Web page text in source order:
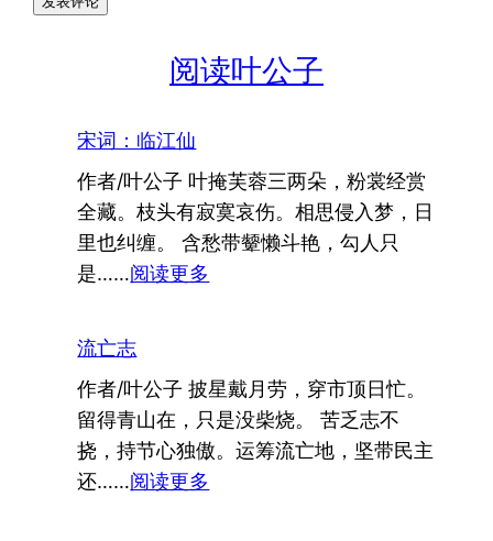
阅读叶公子
宋词：临江仙
作者/叶公子 叶掩芙蓉三两朵，粉裳经赏
全藏。枝头有寂寞哀伤。相思侵入梦，日
里也纠缠。 含愁带颦懒斗艳，勾人只
是……阅读更多
江
仙
流亡志
作者/叶公子 披星戴月劳，穿市顶日忙。
留得青山在，只是没柴烧。 苦乏志不
挠，持节心独傲。运筹流亡地，坚带民主
还……阅读更多